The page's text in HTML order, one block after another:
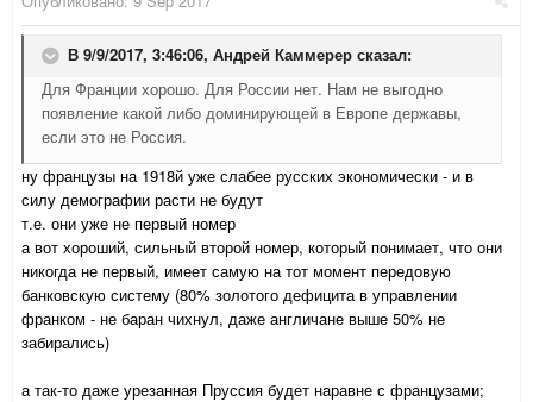
В 9/9/2017, 3:46:06, Андрей Каммерер сказал:
Для Франции хорошо. Для России нет. Нам не выгодно
появление какой либо доминирующей в Европе державы,
если это не Россия.
ну французы на 1918й уже слабее русских экономически - и в
силу демографии расти не будут
т.е. они уже не первый номер
а вот хороший, сильный второй номер, который понимает, что они
никогда не первый, имеет самую на тот момент передовую
банковскую систему (80% золотого дефицита в управлении
франком - не баран чихнул, даже англичане выше 50% не
забирались)
а так-то даже урезанная Пруссия будет наравне с французами;